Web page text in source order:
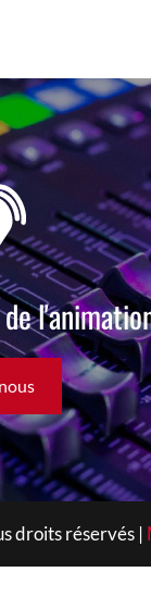
droits réservés |